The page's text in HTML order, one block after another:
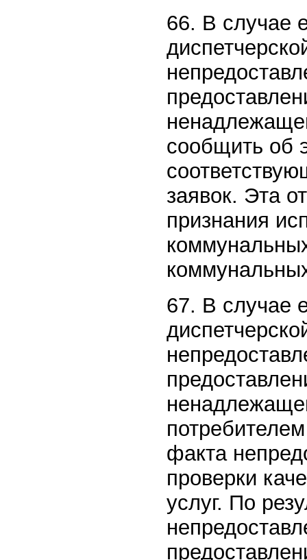
66. В случае
сообщить об
заявок. Эта
признания
67. В случае
факта
проверки
услуг. По